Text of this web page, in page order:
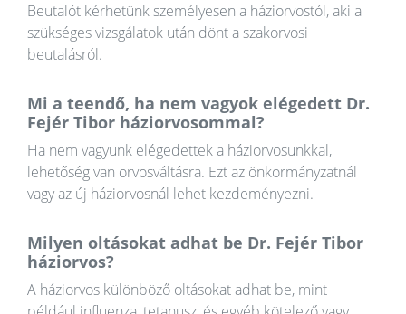
Beutalót kérhetünk személyesen a háziorvostól, aki a
szükséges vizsgálatok után dönt a szakorvosi
beutalásról.
Mi a teendő, ha nem vagyok elégedett Dr.
Fejér Tibor háziorvosommal?
Ha nem vagyunk elégedettek a háziorvosunkkal,
lehetőség van orvosváltásra. Ezt az önkormányzatnál
vagy az új háziorvosnál lehet kezdeményezni.
Milyen oltásokat adhat be Dr. Fejér Tibor
háziorvos?
A háziorvos különböző oltásokat adhat be, mint